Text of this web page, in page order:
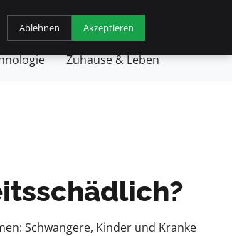
Haustiere Kochen
Zuhause & Leben
Schwangere, Kinder und Kranke
Ablehnen Akzeptieren